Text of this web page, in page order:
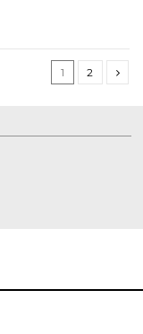
1 2